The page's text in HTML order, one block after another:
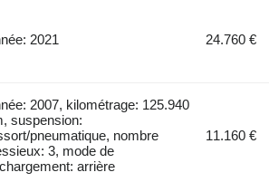
2021 24.760 €
2007, kilométrage: 125.940
suspension:
pneumatique, nombre
3, mode de
arrière
11.160 €